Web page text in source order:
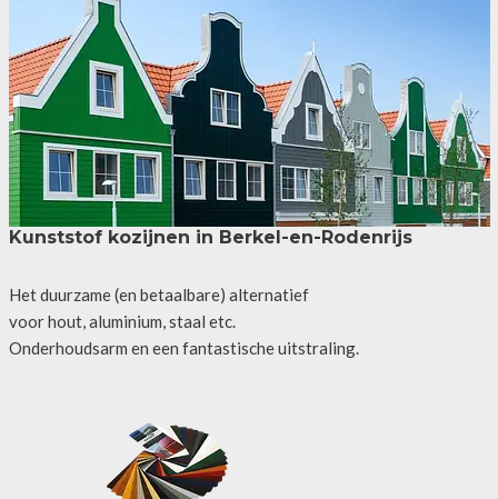
Kunststof kozijnen in Berkel-en-Rodenrijs
Het duurzame (en betaalbare) alternatief
voor hout, aluminium, staal etc.
Onderhoudsarm en een fantastische uitstraling.